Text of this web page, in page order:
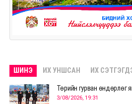
ШИНЭ ИХ УНШСАН ИХ
Төрийн гурван өндөрлөг
3/08/2026, 19:31